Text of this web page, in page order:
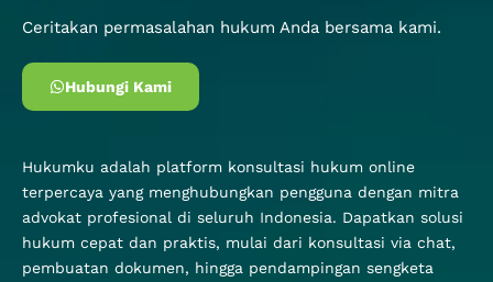
Ceritakan permasalahan hukum Anda bersama kami.
Hubungi Kami
Hukumku adalah platform konsultasi hukum online
terpercaya yang menghubungkan pengguna dengan mitra
advokat profesional di seluruh Indonesia. Dapatkan solusi
hukum cepat dan praktis, mulai dari konsultasi via chat,
pembuatan dokumen, hingga pendampingan sengketa